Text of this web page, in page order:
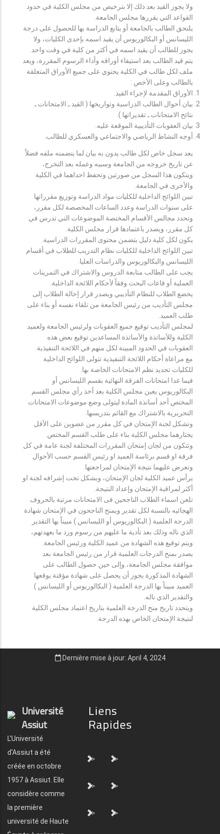
ولا يجوز القيد بعد ذلك إلا بترخيص من مجلس الكلية في حدود
القواعد التي يقررها مجلس الجامعة.
يلتحق الطالب بالجامعة أو يتابع الدراسة بها للحصول على درجة
الليسانس أو البكالوريوس أن يقيد اسمه بإحدى الكليات، ولا
يجوز للطالب أن يقيد اسمه في أكثر من كلية في وقت واحد.
يتم قيد الطالب بعد استيفاء أوراقه وأداء الرسوم المقررة، ويعد
ملف لكل طالب في الكلية يحتوي على جميع الأوراق المتعلقة
بالطالب وعلى الأخص :
الأوراق المقدمة لإجراء القيد.
بيان أحوال الطالب الدراسية وتواريخها ( القيد ـ الامتحانات ـ
نتائح الامتحانات ـ تقديراتها ).
بيان العقوبات التأديبية الموقعة عليه.
أوجه النشاط الرياضي والاجتماعي والعسكري للطالب.
يعد سجل خاص لكل طالب يدون به بيان لما يتضمنه ملفه فضلاً
عن تاريخ خروجه من الجامعة وسببه وعمله بعد التخرج،
ويتكون هذا السجل من صورتين وتحفظ احداهما في الكلية
والأخرى في الجامعة.
تبين اللوائح الداخلية للكليات مواد الدراسة وتوزيع مقرراتها
على سنوات الدراسة وعدد الساعات المخصصة لكل مقرر،
وتحدد مجالس الأقسام المختصة الموضوعات التي تدرس في
كل مقرر، ويصدر باعتمادها قرار مجلس الكلية.
يكون لكل كلية دليل يتضمن محتوى المقررات الدراسية.
تبين اللوائح الداخلية للكليات نظام التدريب للطلاب في أقسام
الليسانس والبكالوريوس والدراسات العليا.
يجب على الطالب متابعة الدروس والاشتراك في التمرينات
العملية أو قاعات البحث وفقاً لأحكام اللائحة الداخلية.
يخضع الطلاب للنظام التأديبي ويصدر قرار إحالة الطلاب إلى
مجلس التأديب من رئيس الجامعة من تلقاء نفسه أو بناء على
طلب العميد.
لمجلس التأديب توقيع جميع العقوبات ولرئيس الجامعة ولعميد
الكلية وللأساتذة والأساتذة المساعدين توقيع بعض هذه
العقوبات في الحدود المبينة لكل منهم في اللائحة التنفيذية.
مع مراعاة أحكام اللائحة التنفيذية تتولى اللوائح الداخلية
للكليات تحديد نظم الامتحانات الخاصة بها.
فيما عدا امتحانات الفرقة النهائية بقسم الليسانس أو
البكالوريوس يعين مجلس الكلية بعد أخذ رأي مجلس القسم
المختص أحد أساتذة المادة ليتولى وضع موضوعات الامتحانات
التحريرية بالاشتراك مع القائم بتدريسها.
وتشكل لجنة الإمتحان في كل مقرر من عضوين على الأقل
يختارهما مجلس الكلية بناء على طلب القسم المختص.
وتتكون من لجان إمتحان المقررات المختلفة لجنة عامة في كل
فرقة او قسم برئاسة العميد او رئيس القسم حسب الأحوال
وتعرض عليهما نتيجة الإمتحان لمراجعتها.
يرأس عميد الكلية لجان الإمتحان، ويشكل تحت إشرافه لجنة او
أكثر لمراقبة الإمتحان وإعداد النتيجة.
تلعن اسماء الطلاب الناجحين فى الامتحانات مرتبة بالحروف
الهجائيه بالنسبة لكل تقدير ويمنح الناجحون في الإمتحان شهادة
الدرجة العلمية ( البكالوريوس أو الليسانس ) مبيناً بها التقدير
الذي ناله وذلك بعد تأدية ما عليهم من رسوم ورد ما بعهدتهم،
ويتم توقيع هذه الشهادة من عميد الكلية ورئيس الجامعة.
يصدر بمنح الدرجات العلمية قرار من رئيس الجامعة بعد
موافقة مجلس الجامعة، وإلى حين حصول الطالب على
الشهادة المذكورة يجوز أن يحصل على شهادة مؤقتة يوقعها
العميد مبيناً بها الدرجة العلمية ( البكالوريوس أو الليسانس )
والتقدير الذي ناله.
ويتحدد تاريخ منح الدرجة العلمية بتاريخ اعتماد مجلس الكلية
لنتيجة الإمتحان الخاص بهذه الدرجة.
Dernière mise à jour: April 4, 2024
Université
Assiut
L'Université
d'Assiut a été
créée en octobre
1957 à Assiut. Elle
considère comme
la première
université de Haute
Liens
Rapides
"> ">
"> ">
"> ">